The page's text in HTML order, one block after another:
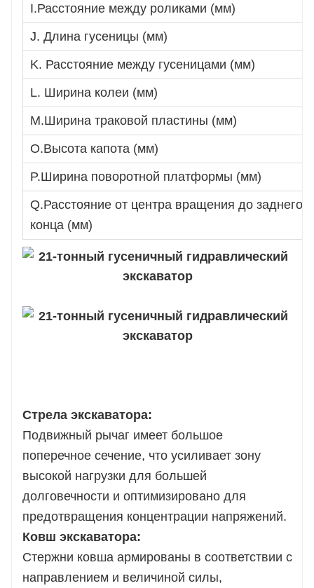
I.Расстояние между роликами (мм)
J. Длина гусеницы (мм)
K. Расстояние между гусеницами (мм)
L. Ширина колеи (мм)
M.Ширина траковой пластины (мм)
O.Высота капота (мм)
P.Ширина поворотной платформы (мм)
Q.Расстояние от центра вращения до заднего
конца (мм)
Стрела экскаватора:
Подвижный рычаг имеет большое
поперечное сечение, что усиливает зону
высокой нагрузки для большей
долговечности и оптимизировано для
предотвращения концентрации напряжений.
Ковш экскаватора:
Стержни ковша армированы в соответствии с
направлением и величиной силы,